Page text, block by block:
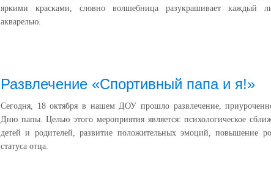
яркими красками, словно волшебница разукрашивает каждый
акварелью.
Развлечение «Спортивный папа и я!»
Сегодня, 18 октября в нашем ДОУ прошло развлечение,
Дню папы. Целью этого мероприятия является: психологическое
детей и родителей, развитие положительных эмоций, повышение
статуса отца.